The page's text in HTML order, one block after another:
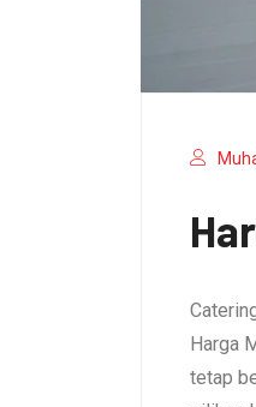
Harga
tetap